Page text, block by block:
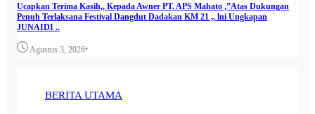
Ucapkan Terima Kasih,, Kepada Awner PT. APS Mahato ,”Atas Dukungan
Penuh Terlaksana Festival Dangdut Dadakan KM 21 ,, lni Ungkapan
JUNAIDI ..
Agustus 3, 2026•
BERITA UTAMA